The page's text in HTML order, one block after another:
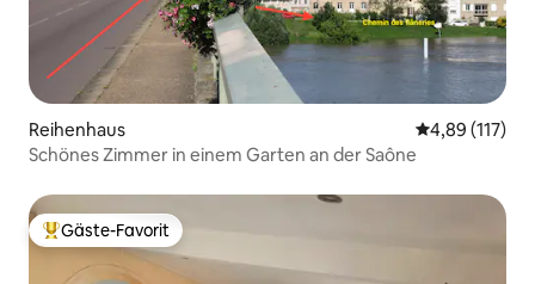
Reihenhaus
4,89 (117)
Schönes Zimmer in einem Garten an der Saône
Beliebter Gäste-Favorit.
Gäste-Favorit